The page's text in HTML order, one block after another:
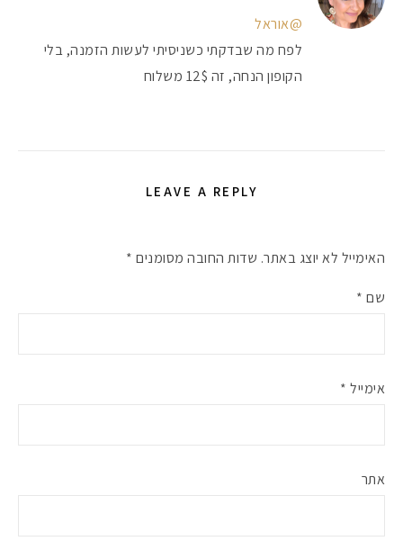
@אוראל
לפח מה שבדקתי כשניסיתי לעשות הזמנה, בלי
הקופון הנחה, זה 12$ משלוח
LEAVE A REPLY
האימייל לא יוצג באתר. שדות החובה מסומנים *
שם *
אימייל *
אתר